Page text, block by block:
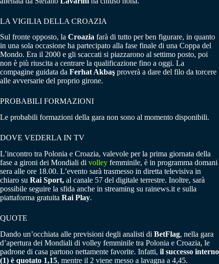
LA VIGILIA DELLA CROAZIA
Sul fronte opposto, la Croazia farà di tutto per ben figurare, in quanto
in una sola occasione ha partecipato alla fase finale di una Coppa del
Mondo. Era il 2000 e gli scaccati si piazzarono al settimo posto, poi
non è più riuscita a centrare la qualificazione fino a oggi. La
compagine guidata da Ferhat Akbaş proverà a dare del filo da torcere
alle avversarie del proprio girone.
PROBABILI FORMAZIONI
Le probabili formazioni della gara non sono al momento disponibili.
DOVE VEDERLA IN TV
L’incontro tra Polonia e Croazia, valevole per la prima giornata della
fase a gironi dei Mondiali di volley femminile, è in programma domani
sera alle ore 18.00. L’evento sarà trasmesso in diretta televisiva in
chiaro su Rai Sport, al canale 57 del digitale terrestre. Inoltre, sarà
possibile seguire la sfida anche in streaming su rainews.it e sulla
piattaforma gratuita Rai Play.
QUOTE
Dando un’occhiata alle previsioni degli analisti di BetFlag, nella gara
d’apertura dei Mondiali di volley femminile tra Polonia e Croazia, le
padrone di casa partono nettamente favorite. Infatti, il successo interno
(1) è quotato 1,15, mentre il 2 viene messo a lavagna a 4,45.